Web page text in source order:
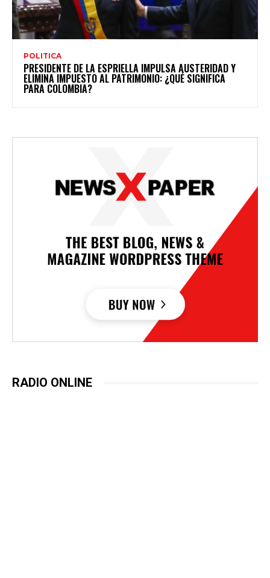
POLITICA
PRESIDENTE DE LA ESPRIELLA IMPULSA AUSTERIDAD Y
ELIMINA IMPUESTO AL PATRIMONIO: ¿QUÉ SIGNIFICA
PARA COLOMBIA?
RADIO ONLINE